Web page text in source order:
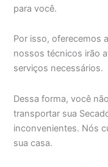
para você.
Por isso, oferecemos
nossos técnicos irão
serviços necessários.
Dessa forma, você
transportar sua
inconvenientes. Nós
sua casa.